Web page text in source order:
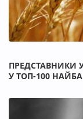
ПРЕДСТАВНИКИ
У ТОП-100